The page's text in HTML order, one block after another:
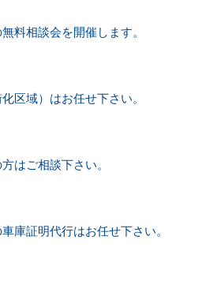
料相談会を開催します。
区域）はお任せ下さい。
はご相談下さい。
庫証明代行はお任せ下さい。